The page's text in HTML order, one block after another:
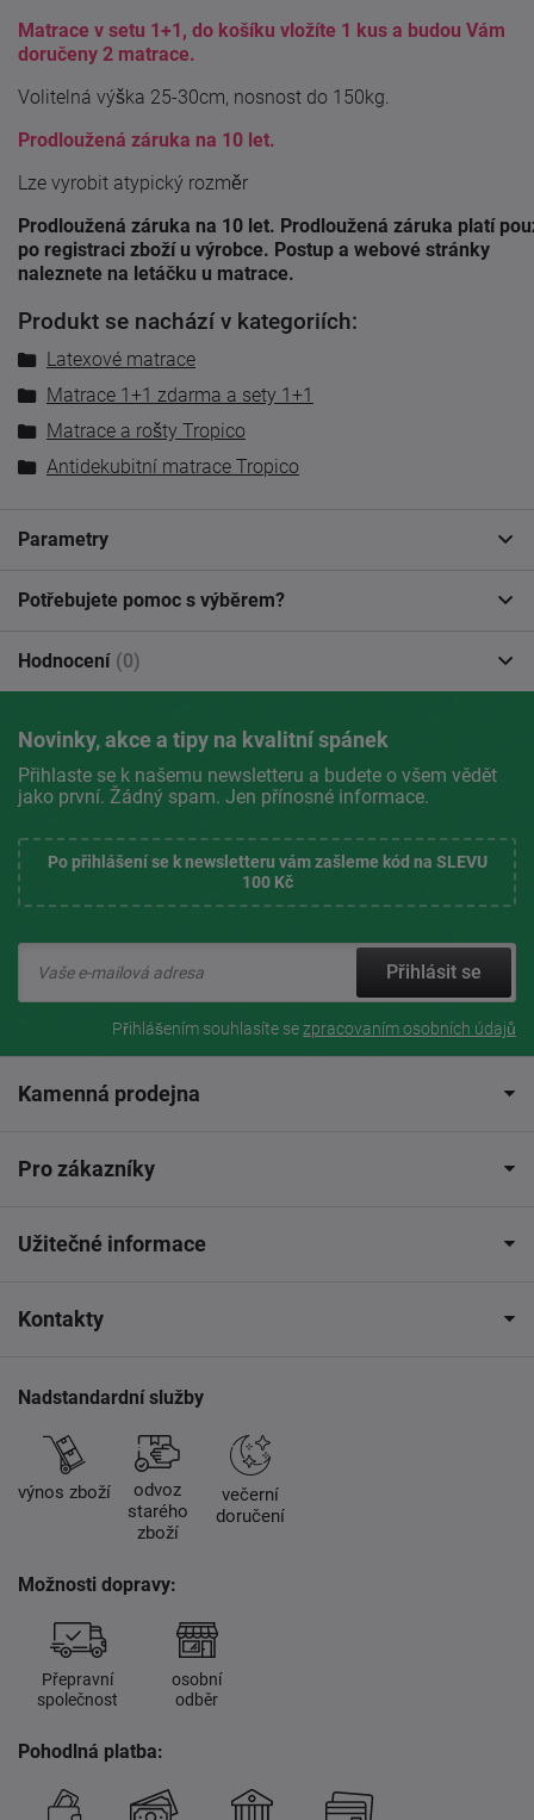
Matrace v setu 1+1, do košíku vložíte 1 kus a budou Vám
doručeny 2 matrace.
Volitelná výška 25-30cm, nosnost do 150kg.
Prodloužená záruka na 10 let.
Lze vyrobit atypický rozměr
Prodloužená záruka na 10 let. Prodloužená záruka platí
po registraci zboží u výrobce. Postup a webové stránky
naleznete na letáčku u matrace.
Produkt se nachází v kategoriích:
Latexové matrace
Matrace 1+1 zdarma a sety 1+1
Matrace a rošty Tropico
Antidekubitní matrace Tropico
Parametry
Potřebujete pomoc s výběrem?
Hodnocení (0)
Novinky, akce a tipy na kvalitní spánek
Přihlaste se k našemu newsletteru a budete o všem vědět
jako první. Žádný spam. Jen přínosné informace.
Po přihlášení se k newsletteru vám zašleme kód na SLEVU
100 Kč
Přihlásit se
Přihlášením souhlasíte sezpracovaním osobních údajů
Kamenná prodejna
Pro zákazníky
Užitečné informace
Kontakty
Nadstandardní služby
výnos zboží
odvoz
starého
zboží
večerní
doručení
Možnosti dopravy:
Přepravní
společnost
osobní
odběr
Pohodlná platba: